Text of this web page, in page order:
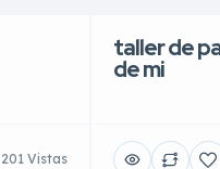
201 Vistas
taller de
de mi